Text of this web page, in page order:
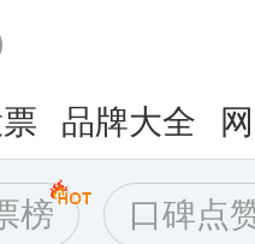
品牌大全
榜 口碑点